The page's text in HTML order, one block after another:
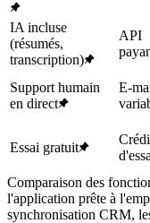
IA incluse
(résumés,
transcription)
API
Support humain
en direct
E-
Essai gratuit
Comparaison des
l'application prête à
synchronisation CRM,